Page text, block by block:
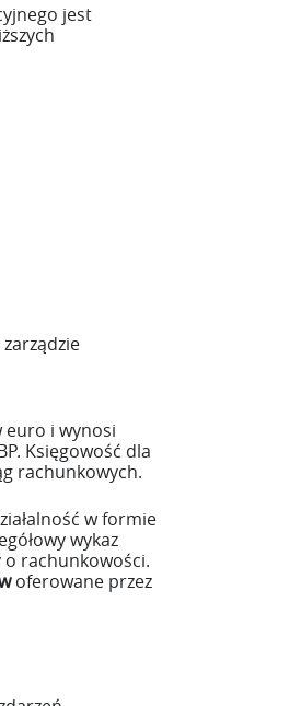
jest
euro i wynosi
Księgowość dla
rachunkowych.
w formie
wykaz
o rachunkowości.
oferowane przez